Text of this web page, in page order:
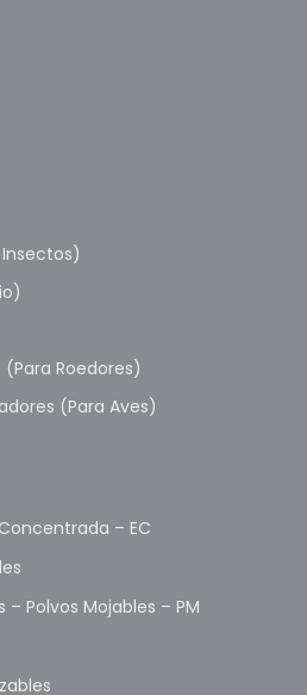
Roedores)
(Para Aves)
– EC
Polvos Mojables – PM